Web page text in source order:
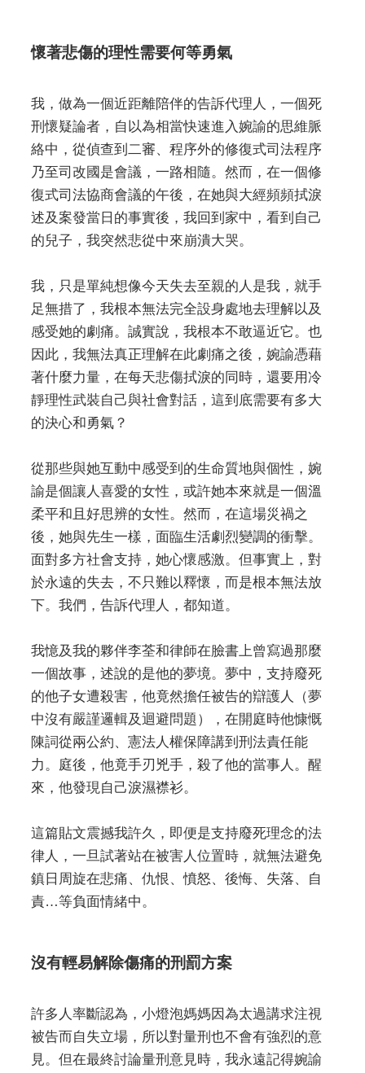
懷著悲傷的理性需要何等勇氣
我，做為一個近距離陪伴的告訴代理人，一個死
刑懷疑論者，自以為相當快速進入婉諭的思維脈
絡中，從偵查到二審、程序外的修復式司法程序
乃至司改國是會議，一路相隨。然而，在一個修
復式司法協商會議的午後，在她與大經頻頻拭淚
述及案發當日的事實後，我回到家中，看到自己
的兒子，我突然悲從中來崩潰大哭。
我，只是單純想像今天失去至親的人是我，就手
足無措了，我根本無法完全設身處地去理解以及
感受她的劇痛。誠實說，我根本不敢逼近它。也
因此，我無法真正理解在此劇痛之後，婉諭憑藉
著什麼力量，在每天悲傷拭淚的同時，還要用冷
靜理性武裝自己與社會對話，這到底需要有多大
的決心和勇氣？
從那些與她互動中感受到的生命質地與個性，婉
諭是個讓人喜愛的女性，或許她本來就是一個溫
柔平和且好思辨的女性。然而，在這場災禍之
後，她與先生一樣，面臨生活劇烈變調的衝擊。
面對多方社會支持，她心懷感激。但事實上，對
於永遠的失去，不只難以釋懷，而是根本無法放
下。我們，告訴代理人，都知道。
我憶及我的夥伴李荃和律師在臉書上曾寫過那麼
一個故事，述說的是他的夢境。夢中，支持廢死
的他子女遭殺害，他竟然擔任被告的辯護人（夢
中沒有嚴謹邏輯及迴避問題），在開庭時他慷慨
陳詞從兩公約、憲法人權保障講到刑法責任能
力。庭後，他竟手刃兇手，殺了他的當事人。醒
來，他發現自己淚濕襟衫。
這篇貼文震撼我許久，即便是支持廢死理念的法
律人，一旦試著站在被害人位置時，就無法避免
鎮日周旋在悲痛、仇恨、憤怒、後悔、失落、自
責…等負面情緒中。
沒有輕易解除傷痛的刑罰方案
許多人率斷認為，小燈泡媽媽因為太過講求注視
被告而自失立場，所以對量刑也不會有強烈的意
見。但在最終討論量刑意見時，我永遠記得婉諭